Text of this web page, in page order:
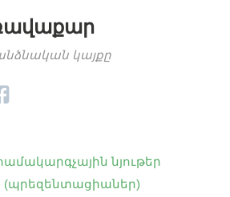
կայքը
նյութեր
(պրեզենտացիաներ)